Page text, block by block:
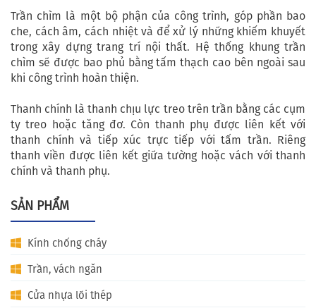
Trần chìm là một bộ phận của công trình, góp phần bao
che, cách âm, cách nhiệt và để xử lý những khiếm khuyết
trong xây dựng trang trí nội thất. Hệ thống khung trần
chìm sẽ được bao phủ bằng tấm thạch cao bên ngoài sau
khi công trình hoàn thiện.
Thanh chính là thanh chịu lực treo trên trần bằng các cụm
ty treo hoặc tăng đơ. Còn thanh phụ được liên kết với
thanh chính và tiếp xúc trực tiếp với tấm trần. Riêng
thanh viền được liên kết giữa tường hoặc vách với thanh
chính và thanh phụ.
SẢN PHẨM
Kính chống cháy
Trần, vách ngăn
Cửa nhựa lõi thép